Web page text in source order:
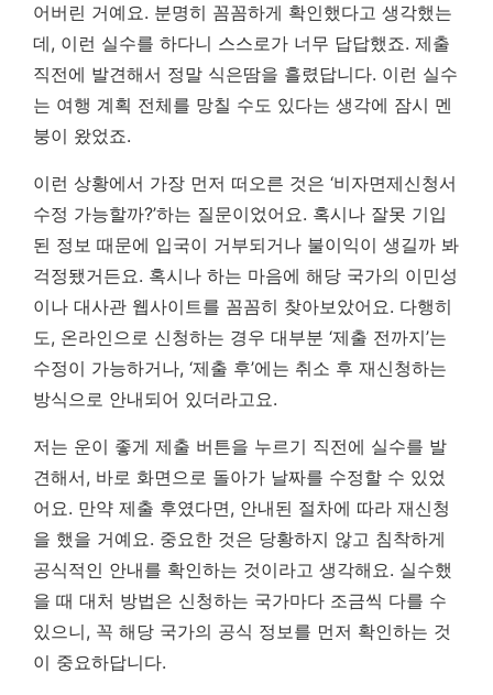
어버린 거예요. 분명히 꼼꼼하게 확인했다고 생각했는
데, 이런 실수를 하다니 스스로가 너무 답답했죠. 제출
직전에 발견해서 정말 식은땀을 흘렸답니다. 이런 실수
는 여행 계획 전체를 망칠 수도 있다는 생각에 잠시 멘
붕이 왔었죠.
이런 상황에서 가장 먼저 떠오른 것은 ‘비자면제신청서
수정 가능할까?’하는 질문이었어요. 혹시나 잘못 기입
된 정보 때문에 입국이 거부되거나 불이익이 생길까 봐
걱정됐거든요. 혹시나 하는 마음에 해당 국가의 이민성
이나 대사관 웹사이트를 꼼꼼히 찾아보았어요. 다행히
도, 온라인으로 신청하는 경우 대부분 ‘제출 전까지’는
수정이 가능하거나, ‘제출 후’에는 취소 후 재신청하는
방식으로 안내되어 있더라고요.
저는 운이 좋게 제출 버튼을 누르기 직전에 실수를 발
견해서, 바로 화면으로 돌아가 날짜를 수정할 수 있었
어요. 만약 제출 후였다면, 안내된 절차에 따라 재신청
을 했을 거예요. 중요한 것은 당황하지 않고 침착하게
공식적인 안내를 확인하는 것이라고 생각해요. 실수했
을 때 대처 방법은 신청하는 국가마다 조금씩 다를 수
있으니, 꼭 해당 국가의 공식 정보를 먼저 확인하는 것
이 중요하답니다.